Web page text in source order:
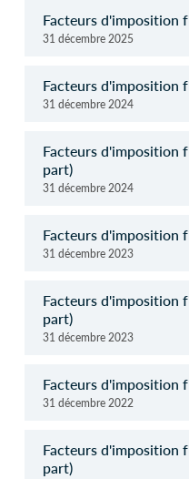
Facteurs d'imposition
31 décembre 2025
Facteurs d'imposition
31 décembre 2024
Facteurs d'imposition
part)
31 décembre 2024
Facteurs d'imposition
31 décembre 2023
Facteurs d'imposition
part)
31 décembre 2023
Facteurs d'imposition
31 décembre 2022
Facteurs d'imposition
part)